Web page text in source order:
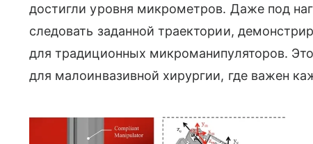
достигли уровня микрометров. Даже под
следовать заданной траектории,
для традиционных микроманипуляторов.
для малоинвазивной хирургии, где важен